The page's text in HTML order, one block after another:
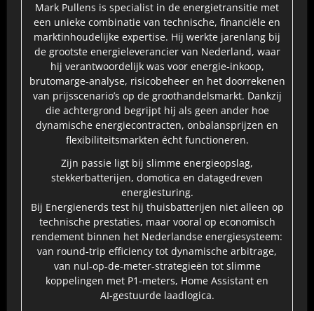
Mark Pullens is specialist in de energietransitie met
een unieke combinatie van technische, financiële en
marktinhoudelijke expertise. Hij werkte jarenlang bij
de grootste energieleverancier van Nederland, waar
hij verantwoordelijk was voor energie‑inkoop,
brutomarge‑analyse, risicobeheer en het doorrekenen
van prijsscenario’s op de groothandelsmarkt. Dankzij
die achtergrond begrijpt hij als geen ander hoe
dynamische energiecontracten, onbalansprijzen en
flexibiliteitsmarkten écht functioneren.
Zijn passie ligt bij slimme energieopslag,
stekkerbatterijen, domotica en datagedreven
energiesturing.
Bij Energienerds test hij thuisbatterijen niet alleen op
technische prestaties, maar vooral op economisch
rendement binnen het Nederlandse energiesysteem:
van round‑trip efficiency tot dynamische arbitrage,
van nul‑op‑de‑meter‑strategieën tot slimme
koppelingen met P1‑meters, Home Assistant en
AI‑gestuurde laadlogica.